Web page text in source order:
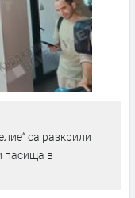
са разкрили
пасища в